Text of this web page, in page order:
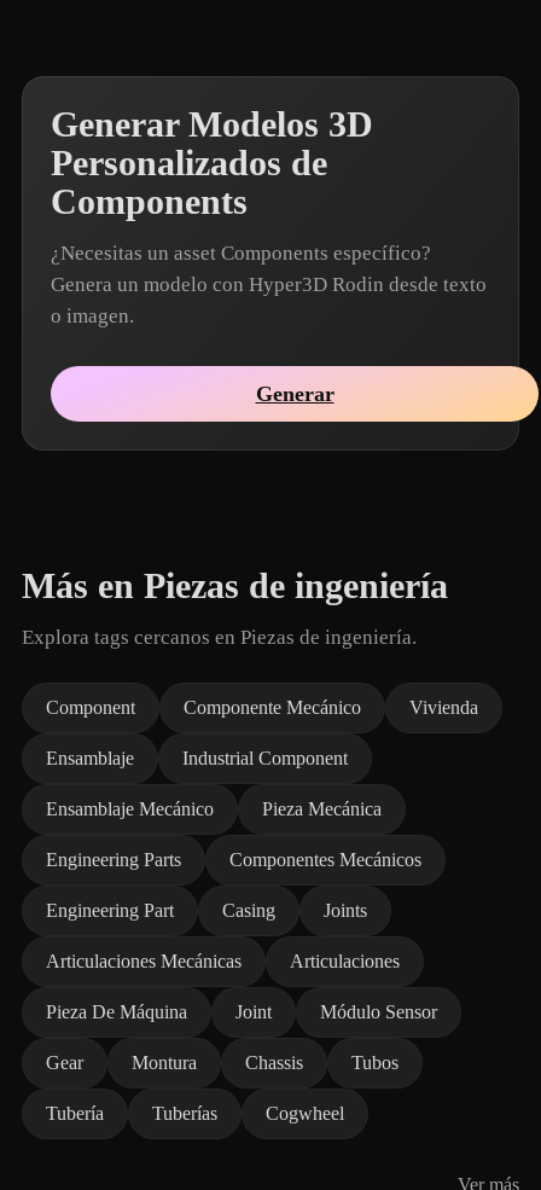
Generar Modelos 3D
Personalizados de
Components
¿Necesitas un asset Components específico?
Genera un modelo con Hyper3D Rodin desde texto
o imagen.
Generar
Más en Piezas de ingeniería
Explora tags cercanos en Piezas de ingeniería.
Component Componente Mecánico Vivienda
Ensamblaje Industrial Component
Ensamblaje Mecánico Pieza Mecánica
Engineering Parts Componentes Mecánicos
Engineering Part Casing Joints
Articulaciones Mecánicas Articulaciones
Pieza De Máquina Joint Módulo Sensor
Gear Montura Chassis Tubos
Tubería Tuberías Cogwheel
Ver más